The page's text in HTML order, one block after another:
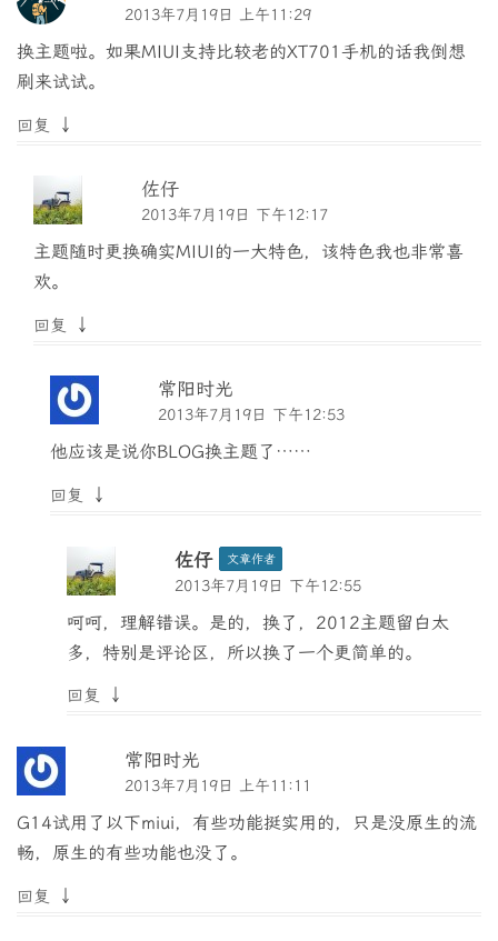
2013年7月19日 上午11:29
换主题啦。如果MIUI支持比较老的XT701手机的话我倒想
刷来试试。
回复 ↓
佐仔
2013年7月19日 下午12:17
主题随时更换确实MIUI的一大特色，该特色我也非常喜
欢。
回复 ↓
常阳时光
2013年7月19日 下午12:53
他应该是说你BLOG换主题了……
回复 ↓
佐仔 文章作者
2013年7月19日 下午12:55
呵呵，理解错误。是的，换了，2012主题留白太
多，特别是评论区，所以换了一个更简单的。
回复 ↓
常阳时光
2013年7月19日 上午11:11
G14试用了以下miui，有些功能挺实用的，只是没原生的流
畅，原生的有些功能也没了。
回复 ↓